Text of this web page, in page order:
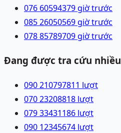
076 60594379 giờ trước
085 26050569 giờ trước
078 85789709 giờ trước
Đang được tra cứu nhiều
090 210797811 lượt
070 23208818 lượt
079 33431186 lượt
090 12345674 lượt